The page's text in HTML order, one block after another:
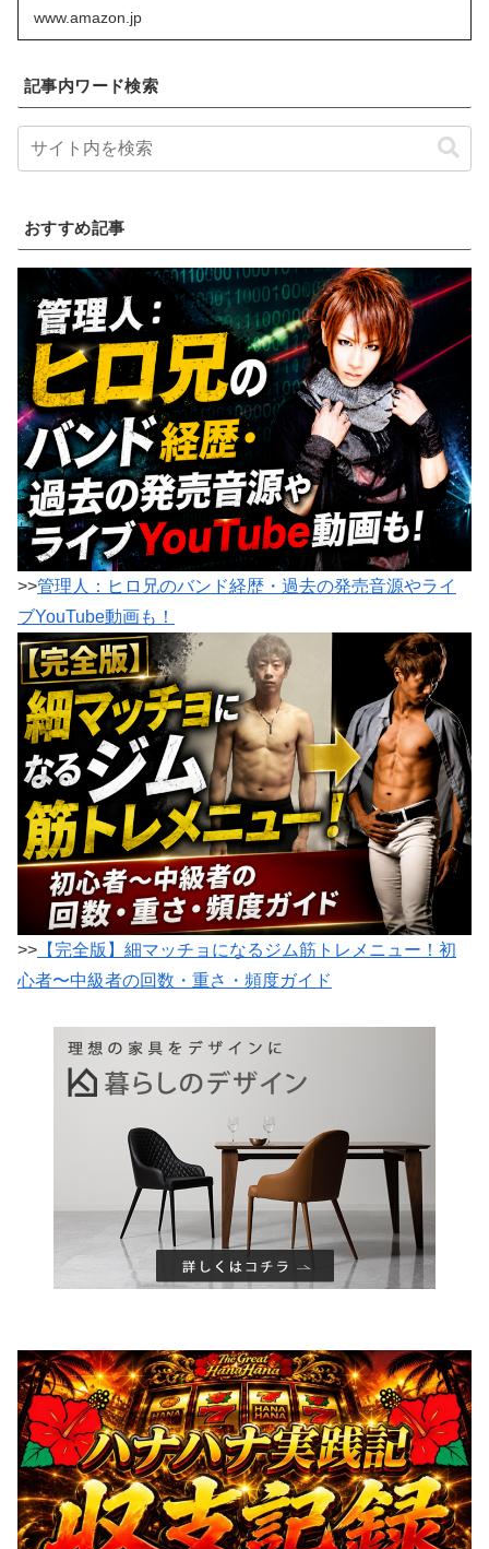
www.amazon.jp
記事内ワード検索
おすすめ記事
>>管理人：ヒロ兄のバンド経歴・過去の発売音源やライ
ブYouTube動画も！
>> 【完全版】細マッチョになるジム筋トレメニュー！初
心者〜中級者の回数・重さ・頻度ガイド